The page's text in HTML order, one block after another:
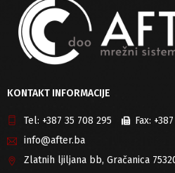
KONTAKT INFORMACIJE
Tel: +387 35 708 295 Fax:
info@after.ba
Zlatnih ljiljana bb, Gračanica